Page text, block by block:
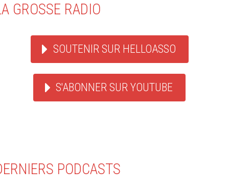
GROSSE RADIO
SOUTENIR SUR HELLOASSO
S'ABONNER SUR YOUTUBE
PODCASTS